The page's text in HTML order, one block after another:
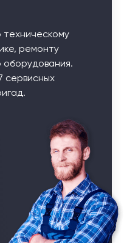
техническому
ремонту
оборудования.
сервисных